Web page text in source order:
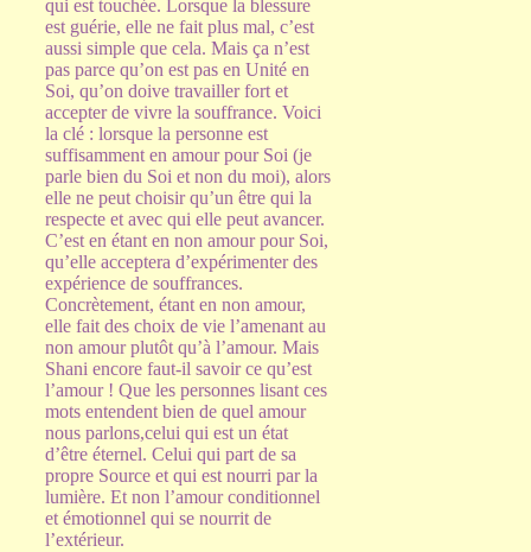
qui est touchée. Lorsque la blessure
est guérie, elle ne fait plus mal, c’est
aussi simple que cela. Mais ça n’est
pas parce qu’on est pas en Unité en
Soi, qu’on doive travailler fort et
accepter de vivre la souffrance. Voici
la clé : lorsque la personne est
suffisamment en amour pour Soi (je
parle bien du Soi et non du moi), alors
elle ne peut choisir qu’un être qui la
respecte et avec qui elle peut avancer.
C’est en étant en non amour pour Soi,
qu’elle acceptera d’expérimenter des
expérience de souffrances.
Concrètement, étant en non amour,
elle fait des choix de vie l’amenant au
non amour plutôt qu’à l’amour. Mais
Shani encore faut-il savoir ce qu’est
l’amour ! Que les personnes lisant ces
mots entendent bien de quel amour
nous parlons,celui qui est un état
d’être éternel. Celui qui part de sa
propre Source et qui est nourri par la
lumière. Et non l’amour conditionnel
et émotionnel qui se nourrit de
l’extérieur.